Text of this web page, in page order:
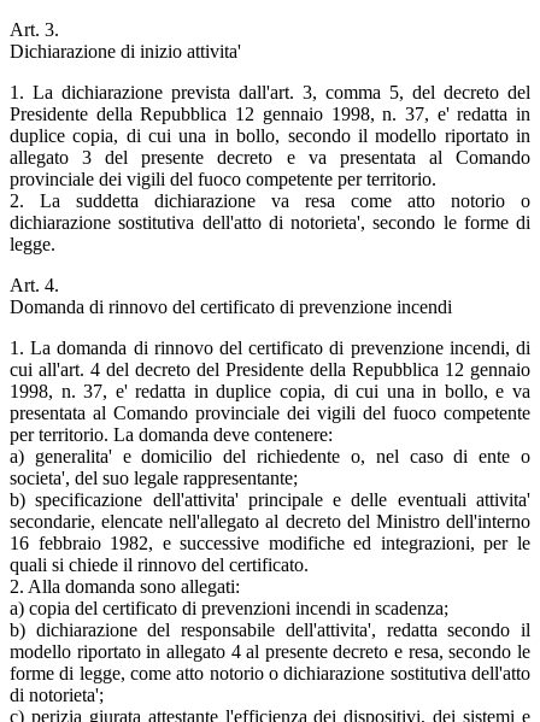
Art. 3.
Dichiarazione di inizio attivita'
1. La dichiarazione prevista dall'art. 3, comma 5, del decreto del
Presidente della Repubblica 12 gennaio 1998, n. 37, e' redatta in
duplice copia, di cui una in bollo, secondo il modello riportato in
allegato 3 del presente decreto e va presentata al Comando
provinciale dei vigili del fuoco competente per territorio.
2. La suddetta dichiarazione va resa come atto notorio o
dichiarazione sostitutiva dell'atto di notorieta', secondo le forme di
legge.
Art. 4.
Domanda di rinnovo del certificato di prevenzione incendi
1. La domanda di rinnovo del certificato di prevenzione incendi, di
cui all'art. 4 del decreto del Presidente della Repubblica 12 gennaio
1998, n. 37, e' redatta in duplice copia, di cui una in bollo, e va
presentata al Comando provinciale dei vigili del fuoco competente
per territorio. La domanda deve contenere:
a) generalita' e domicilio del richiedente o, nel caso di ente o
societa', del suo legale rappresentante;
b) specificazione dell'attivita' principale e delle eventuali attivita'
secondarie, elencate nell'allegato al decreto del Ministro dell'interno
16 febbraio 1982, e successive modifiche ed integrazioni, per le
quali si chiede il rinnovo del certificato.
2. Alla domanda sono allegati:
a) copia del certificato di prevenzioni incendi in scadenza;
b) dichiarazione del responsabile dell'attivita', redatta secondo il
modello riportato in allegato 4 al presente decreto e resa, secondo le
forme di legge, come atto notorio o dichiarazione sostitutiva dell'atto
di notorieta';
c) perizia giurata attestante l'efficienza dei dispositivi, dei sistemi e